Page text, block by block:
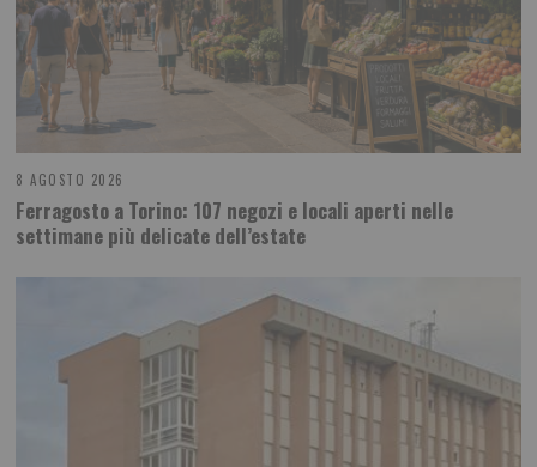
8 AGOSTO 2026
Ferragosto a Torino: 107 negozi e locali aperti nelle
settimane più delicate dell’estate